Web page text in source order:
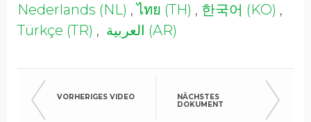
von EcoVadis anmelden
Nederlands (NL) ,ไทย (TH) , 한국어 (KO) ,
Türkçe (TR) , العربية (AR)
VORHERIGES VIDEO
NÄCHSTES
DOKUMENT